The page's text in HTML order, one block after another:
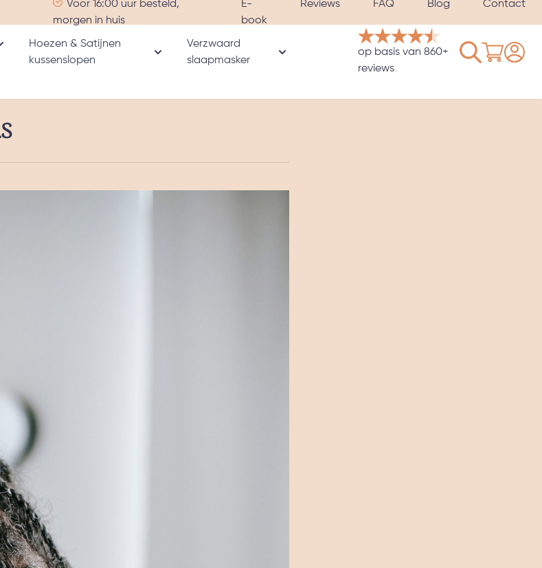
Voor 16:00 uur besteld,
morgen in huis
E-
book
Reviews FAQ Blog Contact
categorie
Toon submenu voor Verzwaringsdekens categorie
Hoezen & Satijnen
kussenslopen
Toon submenu voor Hoezen & Satijnen kussenslopen categorie
Verzwaard
slaapmasker
Toon submenu voor Verzwaard slaapmasker
op basis van 860+
reviews